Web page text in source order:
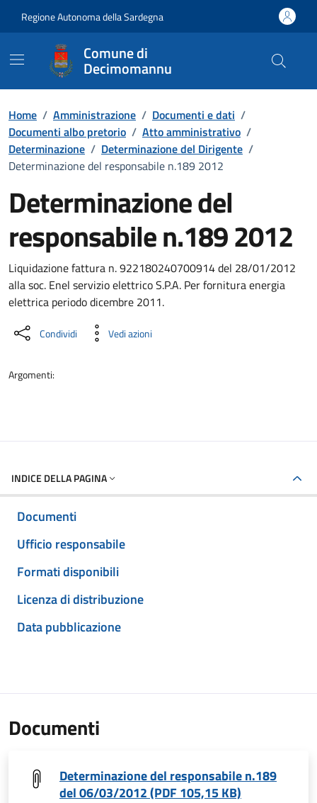
Regione Autonoma della Sardegna
Comune di
Decimomannu
Home / Amministrazione / Documenti e dati /
Documenti albo pretorio / Atto amministrativo /
Determinazione / Determinazione del Dirigente /
Determinazione del responsabile n.189 2012
Determinazione del
responsabile n.189 2012
Dettaglio del documento
Liquidazione fattura n. 922180240700914 del 28/01/2012
alla soc. Enel servizio elettrico S.P.A. Per fornitura energia
elettrica periodo dicembre 2011.
Condividi Vedi azioni
Argomenti:
INDICE DELLA PAGINA
Documenti
Ufficio responsabile
Formati disponibili
Licenza di distribuzione
Data pubblicazione
Documenti
Determinazione del responsabile n.189
del 06/03/2012 (PDF 105,15 KB)